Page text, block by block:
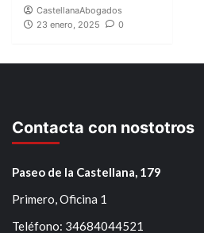
CastellanaAbogados
23 enero, 2025
0
Contacta con nostotros
Paseo de la Castellana, 179
Primero, Oficina 1
Teléfono: 34684044521